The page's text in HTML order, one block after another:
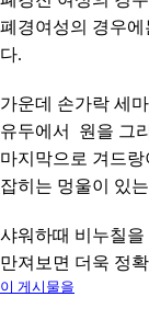
폐경여성의 경우에
다.
가운데 손가락 세
유두에서 원을 그
마지막으로 겨드
잡히는 멍울이 있
샤워하때 비누칠을
만져보면 더욱 정
이 게시물을